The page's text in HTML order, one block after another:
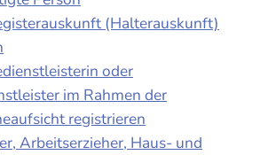
(Halterauskunft)
oder
im Rahmen der
registrieren
Arbeitserzieher, Haus- und